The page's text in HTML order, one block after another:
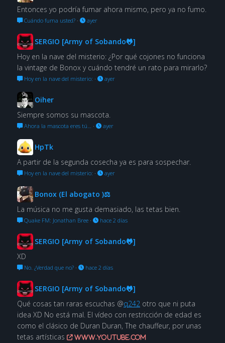
Entonces yo podría fumar ahora mismo, pero ya no fumo.
Cuándo fuma usted?· ayer
SERGIO [Army of Sobando🐸]
Hoy en la nave del misterio: ¿Por qué cojones no funciona
la vintage de Bonox y cuándo tendré un rato para mirarlo?
Hoy en la nave del misterio: · ayer
Oiher
Siempre somos su mascota.
Ahora la mascota eres tú… · ayer
HpTk
A partir de la segunda cosecha ya es para sospechar.
Hoy en la nave del misterio: · ayer
Bonox (El abogato )⚖
La música no me gusta demasiado, las tetas bien.
Quake FM: Jonathan Bree· hace 2 días
SERGIO [Army of Sobando🐸]
XD
No. ¿Verdad que no?· hace 2 días
SERGIO [Army of Sobando🐸]
Qué cosas tan raras escuchas @q242 otro que ni puta
idea XD No está mal. El vídeo con restricción de edad es
como el clásico de Duran Duran, The chauffeur, por unas
tetas artísticas
www.youtube.com